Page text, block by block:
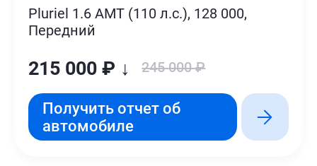
Pluriel 1.6 AMT (110 л.с.), 128 000,
Передний
215 000 ₽ ↓ 245 000 ₽
Получить отчет об
автомобиле